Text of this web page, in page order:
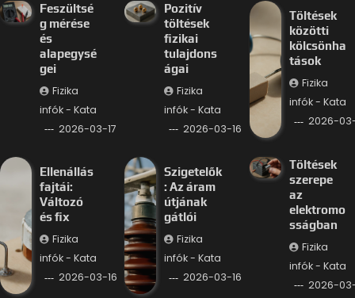
Feszültsé
g mérése
és
alapegysé
gei
Fizika
infók - Kata
2026-03-17
Pozitív
töltések
fizikai
tulajdons
ágai
Fizika
infók - Kata
2026-03-16
Töltések
közötti
kölcsönha
tások
Fizika
infók - Kata
2026-
Ellenállás
fajtái:
Változó
és fix
Fizika
infók - Kata
2026-03-16
Szigetelők
: Az áram
útjának
gátlói
Fizika
infók - Kata
2026-03-16
Töltések
szerepe
az
elektromo
sságban
Fizika
infók - Kata
2026-